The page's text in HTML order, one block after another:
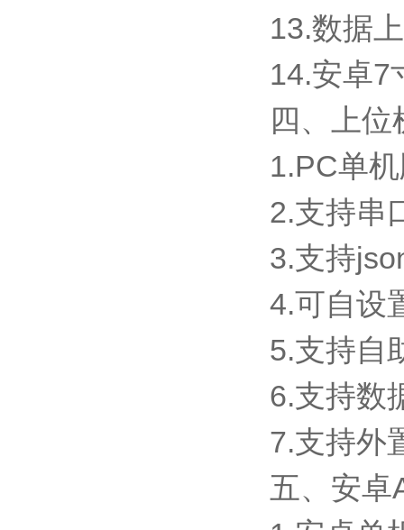
13.数据
14.安卓7
四、上位
1.PC单
2.支持串
3.支持
4.可自设
5.支持自
6.支持数
7.支持外
五、安卓